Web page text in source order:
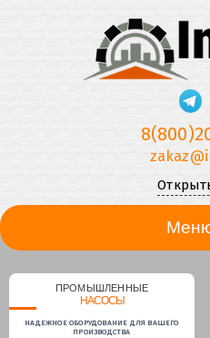
ПРОМЫШЛЕННЫЕ
НАСОСЫ
НАДЕЖНОЕ ОБОРУДОВАНИЕ ДЛЯ ВАШЕГО
ПРОИЗВОДСТВА